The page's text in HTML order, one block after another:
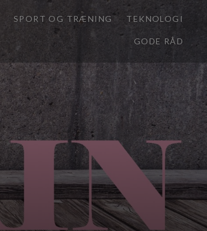
SPORT OG TRÆNING TEKNOLOGI
GODE RÅD